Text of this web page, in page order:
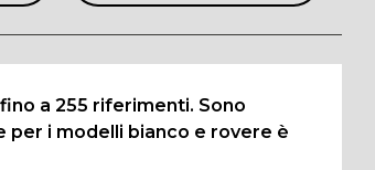
a 255 riferimenti. Sono
per i modelli bianco e rovere è